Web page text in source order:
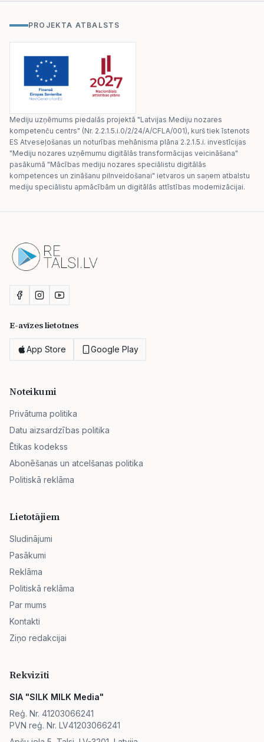
PROJEKTA ATBALSTS
Mediju uzņēmums piedalās projektā "Latvijas Mediju nozares
kompetenču centrs" (Nr. 2.2.1.5.i.0/2/24/A/CFLA/001), kurš tiek īstenots
ES Atveseļošanas un noturības mehānisma plāna 2.2.1.5.i. investīcijas
"Mediju nozares uzņēmumu digitālās transformācijas veicināšana"
pasākumā "Mācības mediju nozares speciālistu digitālās
kompetences un zināšanu pilnveidošanai" ietvaros un saņem atbalstu
mediju speciālistu apmācībām un digitālās attīstības modernizācijai.
E-avīzes lietotnes
App Store Google Play
Noteikumi
Privātuma politika
Datu aizsardzības politika
Ētikas kodekss
Abonēšanas un atcelšanas politika
Politiskā reklāma
Lietotājiem
Sludinājumi
Pasākumi
Reklāma
Politiskā reklāma
Par mums
Kontakti
Ziņo redakcijai
Rekvizīti
SIA "SILK MILK Media"
Reģ. Nr. 41203066241
PVN reģ. Nr. LV41203066241